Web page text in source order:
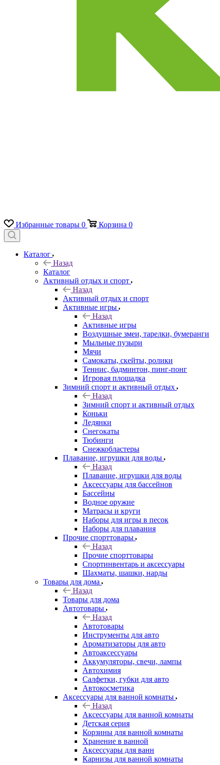
Избранные товары 0 Корзина 0
Каталог
Назад
Каталог
Активный отдых и спорт
Назад
Активный отдых и спорт
Активные игры
Назад
Активные игры
Воздушные змеи, тарелки, бумеранги
Мыльные пузыри
Мячи
Самокаты, скейты, ролики
Теннис, бадминтон, пинг-понг
Игровая площадка
Зимний спорт и активный отдых
Назад
Зимний спорт и активный отдых
Коньки
Ледянки
Снегокаты
Тюбинги
Снежкобластеры
Плавание, игрушки для воды
Назад
Плавание, игрушки для воды
Аксессуары для бассейнов
Бассейны
Водное оружие
Матрасы и круги
Наборы для игры в песок
Наборы для плавания
Прочие спорттовары
Назад
Прочие спорттовары
Спортинвентарь и аксессуары
Шахматы, шашки, нарды
Товары для дома
Назад
Товары для дома
Автотовары
Назад
Автотовары
Инструменты для авто
Ароматизаторы для авто
Автоаксессуары
Аккумуляторы, свечи, лампы
Автохимия
Салфетки, губки для авто
Автокосметика
Аксессуары для ванной комнаты
Назад
Аксессуары для ванной комнаты
Детская серия
Корзины для ванной комнаты
Хранение в ванной
Аксессуары для ванн
Карнизы для ванной комнаты